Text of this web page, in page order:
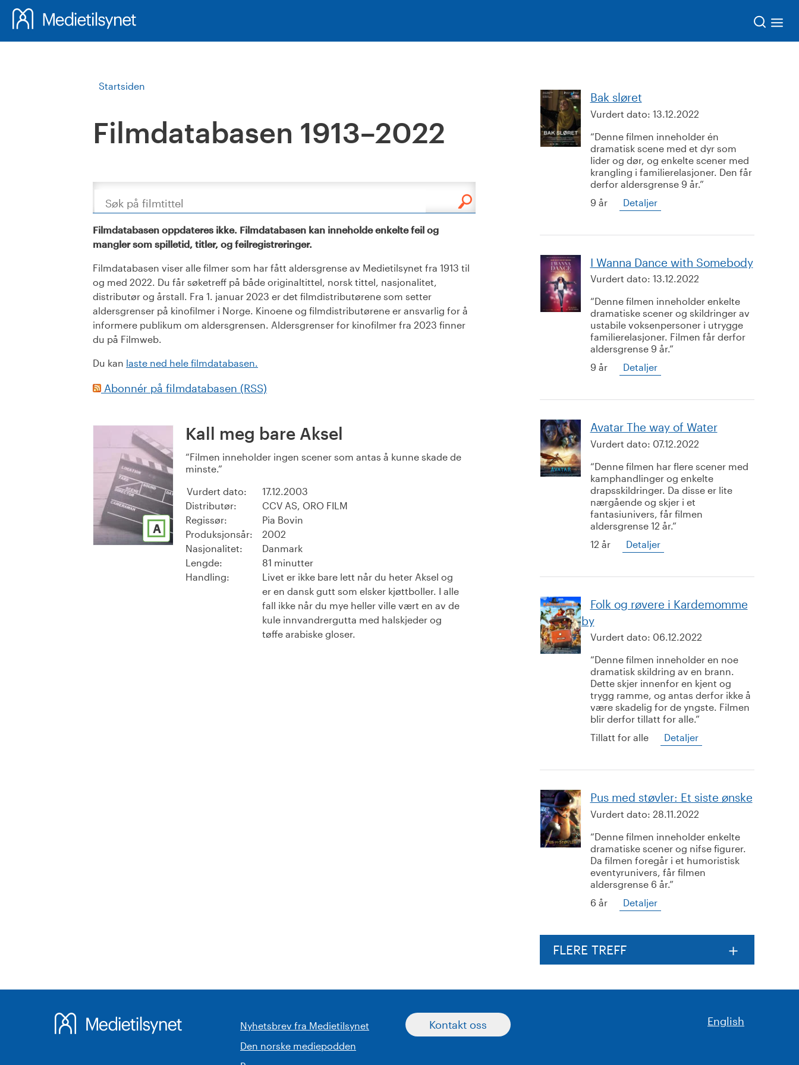
Startsiden
Filmdatabasen 1913–2022
Søk
Filmdatabasen oppdateres ikke. Filmdatabasen kan inneholde enkelte feil og
mangler som spilletid, titler, og feilregistreringer.
Filmdatabasen viser alle filmer som har fått aldersgrense av Medietilsynet fra 1913 til
og med 2022. Du får søketreff på både originaltittel, norsk tittel, nasjonalitet,
distributør og årstall. Fra 1. januar 2023 er det filmdistributørene som setter
aldersgrenser på kinofilmer i Norge. Kinoene og filmdistributørene er ansvarlig for å
informere publikum om aldersgrensen. Aldersgrenser for kinofilmer fra 2023 finner
du på Filmweb.
Du kan laste ned hele filmdatabasen.
Abonnér på filmdatabasen (RSS)
A
Kall meg bare Aksel
Filmen inneholder ingen scener som antas å kunne skade de
minste.
Vurdert dato:
17.12.2003
Distributør:
CCV AS, ORO FILM
Regissør:
Pia Bovin
Produksjonsår:
2002
Nasjonalitet:
Danmark
Lengde:
81 minutter
Handling:
Livet er ikke bare lett når du heter Aksel og
er en dansk gutt som elsker kjøttboller. I alle
fall ikke når du mye heller ville vært en av de
kule innvandrergutta med halskjeder og
tøffe arabiske gloser.
Bak sløret
Vurdert dato: 13.12.2022
Denne filmen inneholder én
dramatisk scene med et dyr som
lider og dør, og enkelte scener med
krangling i familierelasjoner. Den får
derfor aldersgrense 9 år.
9 år
Detaljer
I Wanna Dance with Somebody
Vurdert dato: 13.12.2022
Denne filmen inneholder enkelte
dramatiske scener og skildringer av
ustabile voksenpersoner i utrygge
familierelasjoner. Filmen får derfor
aldersgrense 9 år.
9 år
Detaljer
Avatar The way of Water
Vurdert dato: 07.12.2022
Denne filmen har flere scener med
kamphandlinger og enkelte
drapsskildringer. Da disse er lite
nærgående og skjer i et
fantasiunivers, får filmen
aldersgrense 12 år.
12 år
Detaljer
Folk og røvere i Kardemomme
by
Vurdert dato: 06.12.2022
Denne filmen inneholder en noe
dramatisk skildring av en brann.
Dette skjer innenfor en kjent og
trygg ramme, og antas derfor ikke å
være skadelig for de yngste. Filmen
blir derfor tillatt for alle.
Tillatt for alle
Detaljer
Pus med støvler: Et siste ønske
Vurdert dato: 28.11.2022
Denne filmen inneholder enkelte
dramatiske scener og nifse figurer.
Da filmen foregår i et humoristisk
eventyrunivers, får filmen
aldersgrense 6 år.
6 år
Detaljer
FLERE TREFF
Nyhetsbrev fra Medietilsynet
Den norske mediepodden
Kontakt oss English